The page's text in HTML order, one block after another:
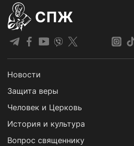
СПЖ
Новости
Защита веры
Человек и Церковь
История и культура
Вопрос священнику